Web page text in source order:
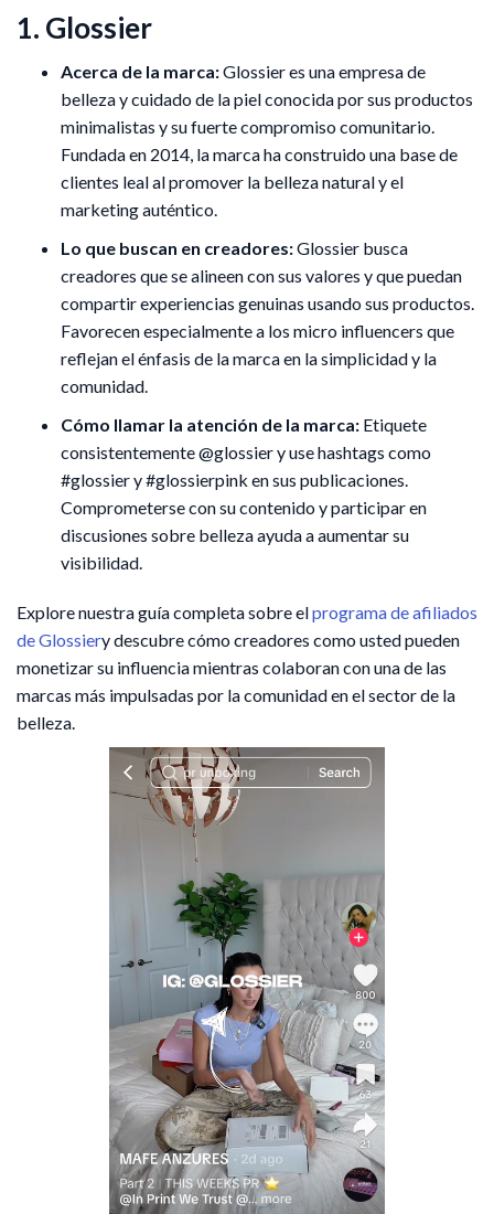
1. Glossier
Acerca de la marca:Glossier es una empresa de
belleza y cuidado de la piel conocida por sus productos
minimalistas y su fuerte compromiso comunitario.
Fundada en 2014, la marca ha construido una base de
clientes leal al promover la belleza natural y el
marketing auténtico.
Lo que buscan en creadores:Glossier busca
creadores que se alineen con sus valores y que puedan
compartir experiencias genuinas usando sus productos.
Favorecen especialmente a los micro influencers que
reflejan el énfasis de la marca en la simplicidad y la
comunidad.
Cómo llamar la atención de la marca: Etiquete
consistentemente @glossier y use hashtags como
#glossier y #glossierpink en sus publicaciones.
Comprometerse con su contenido y participar en
discusiones sobre belleza ayuda a aumentar su
visibilidad.
Explore nuestra guía completa sobre elprograma de afiliados
de Glossiery descubre cómo creadores como usted pueden
monetizar su influencia mientras colaboran con una de las
marcas más impulsadas por la comunidad en el sector de la
belleza.